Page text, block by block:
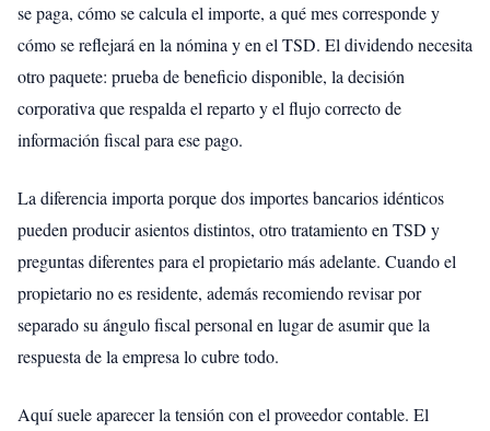
se paga, cómo se calcula el importe, a qué mes corresponde y
cómo se reflejará en la nómina y en el TSD. El dividendo necesita
otro paquete: prueba de beneficio disponible, la decisión
corporativa que respalda el reparto y el flujo correcto de
información fiscal para ese pago.
La diferencia importa porque dos importes bancarios idénticos
pueden producir asientos distintos, otro tratamiento en TSD y
preguntas diferentes para el propietario más adelante. Cuando el
propietario no es residente, además recomiendo revisar por
separado su ángulo fiscal personal en lugar de asumir que la
respuesta de la empresa lo cubre todo.
Aquí suele aparecer la tensión con el proveedor contable. El